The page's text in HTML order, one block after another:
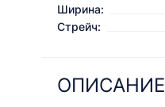
Ширина:
Стрейч:
ОПИСАНИЕ